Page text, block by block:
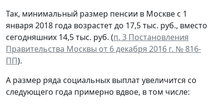
Так, минимальный размер пенсии в Москве с 1
января 2018 года возрастет до 17,5 тыс. руб., вместо
сегодняшних 14,5 тыс. руб. (п. 3 Постановления
Правительства Москвы от 6 декабря 2016 г. № 816-
ПП).
А размер ряда социальных выплат увеличится со
следующего года примерно вдвое, в том числе: